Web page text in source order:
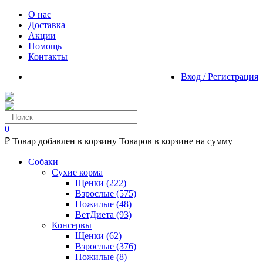
О нас
Доставка
Акции
Помощь
Контакты
Вход / Регистрация
0
₽ Товар добавлен в корзину Товаров в корзине на сумму
Собаки
Сухие корма
Щенки (222)
Взрослые (575)
Пожилые (48)
ВетДиета (93)
Консервы
Щенки (62)
Взрослые (376)
Пожилые (8)